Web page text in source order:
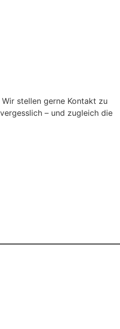
stellen gerne Kontakt zu
– und zugleich die